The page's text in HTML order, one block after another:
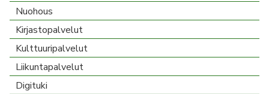
Nuohous
Kirjastopalvelut
Kulttuuripalvelut
Liikuntapalvelut
Digituki